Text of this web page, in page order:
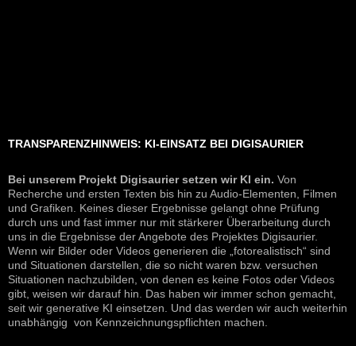
TRANSPARENZHINWEIS: KI-EINSATZ BEI DIGISAURIER
Bei unserem Projekt Digisaurier setzen wir KI ein. Von
Recherche und ersten Texten bis hin zu Audio-Elementen, Filmen
und Grafiken. Keines dieser Ergebnisse gelangt ohne Prüfung
durch uns und fast immer nur mit stärkerer Überarbeitung durch
uns in die Ergebnisse der Angebote des Projektes Digisaurier.
Wenn wir Bilder oder Videos generieren die „fotorealistisch“ sind
und Situationen darstellen, die so nicht waren bzw. versuchen
Situationen nachzubilden, von denen es keine Fotos oder Videos
gibt, weisen wir darauf hin. Das haben wir immer schon gemacht,
seit wir generative KI einsetzen. Und das werden wir auch weiterhin
unabhängig von Kennzeichnungspflichten machen.